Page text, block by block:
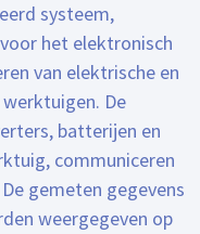
systeem,
het elektronisch
van elektrische en
De
batterijen en
communiceren
gemeten gegevens
weergegeven op